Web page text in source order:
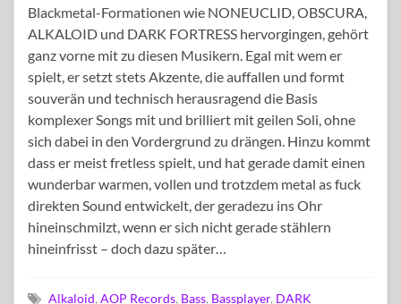
Blackmetal-Formationen wie NONEUCLID, OBSCURA,
ALKALOID und DARK FORTRESS hervorgingen, gehört
ganz vorne mit zu diesen Musikern. Egal mit wem er
spielt, er setzt stets Akzente, die auffallen und formt
souverän und technisch herausragend die Basis
komplexer Songs mit und brilliert mit geilen Soli, ohne
sich dabei in den Vordergrund zu drängen. Hinzu kommt
dass er meist fretless spielt, und hat gerade damit einen
wunderbar warmen, vollen und trotzdem metal as fuck
direkten Sound entwickelt, der geradezu ins Ohr
hineinschmilzt, wenn er sich nicht gerade stählern
hineinfrisst – doch dazu später…
Alkaloid, AOP Records, Bass, Bassplayer, DARK